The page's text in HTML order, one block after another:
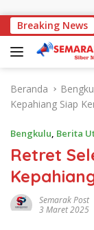
Breaking News
dengan Kajati,
Beranda
Kepahiang Siap
Bengkulu, Berita
Retret
Semarak Post
3 Maret 2025